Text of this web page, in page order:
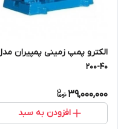
الکترو پمپ زمینی پمپیران
40-200
39,000,000
افزودن به سبد